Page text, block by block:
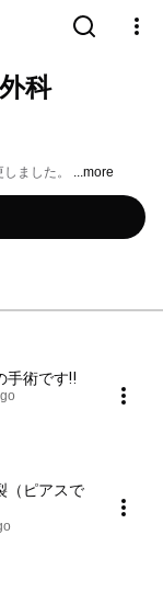
科
ました。 ...more
手術です‼
（ピアスで